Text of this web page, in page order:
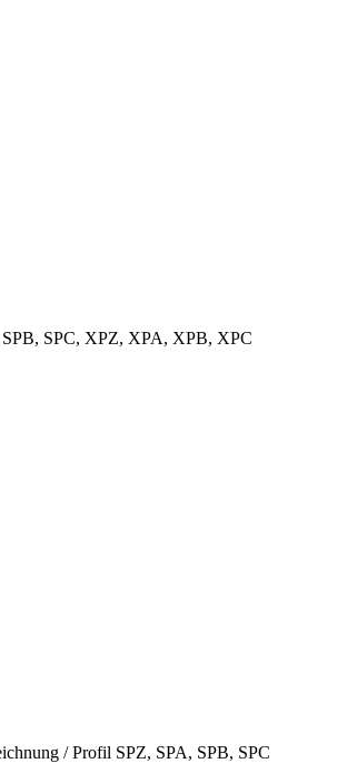
SPC, XPZ, XPA, XPB, XPC
/ Profil SPZ, SPA, SPB, SPC